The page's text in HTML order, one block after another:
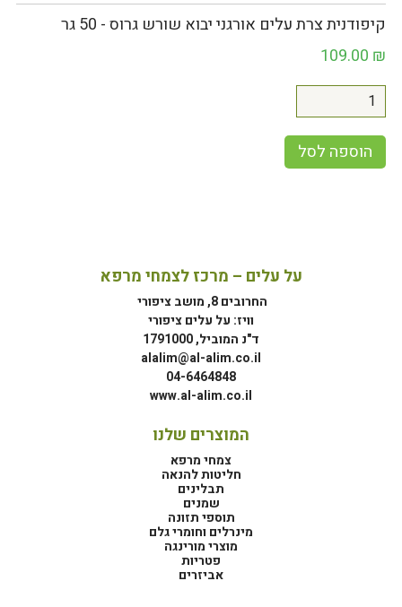
קיפודנית צרת עלים אורגני יבוא שורש גרוס - 50 גר
109.00 ₪
הוספה לסל
על עלים – מרכז לצמחי מרפא
החרובים 8, מושב ציפורי
וויז: על עלים ציפורי
ד"נ המוביל, 1791000
alalim@al-alim.co.il
04-6464848
www.al-alim.co.il
המוצרים שלנו
צמחי מרפא
חליטות להנאה
תבלינים
שמנים
תוספי תזונה
מינרלים וחומרי גלם
מוצרי מורינגה
פטריות
אביזרים